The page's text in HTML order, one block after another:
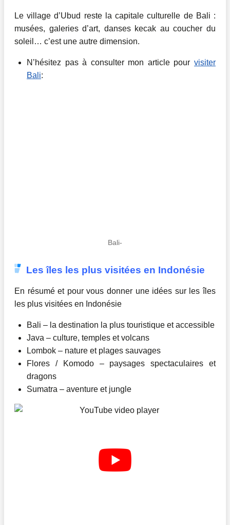
Le village d’Ubud reste la capitale culturelle de Bali :
musées, galeries d’art, danses kecak au coucher du
soleil… c’est une autre dimension.
N’hésitez pas à consulter mon article pour visiter
Bali:
Bali-
Les îles les plus visitées en Indonésie
En résumé et pour vous donner une idées sur les îles
les plus visitées en Indonésie
Bali – la destination la plus touristique et accessible
Java – culture, temples et volcans
Lombok – nature et plages sauvages
Flores / Komodo – paysages spectaculaires et
dragons
Sumatra – aventure et jungle